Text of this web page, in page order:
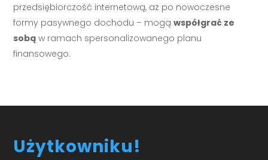
przedsiębiorczość internetową, aż po nowoczesne
formy pasywnego dochodu – mogąwspółgrać ze
sobą w ramach spersonalizowanego planu
finansowego.
Użytkowniku!